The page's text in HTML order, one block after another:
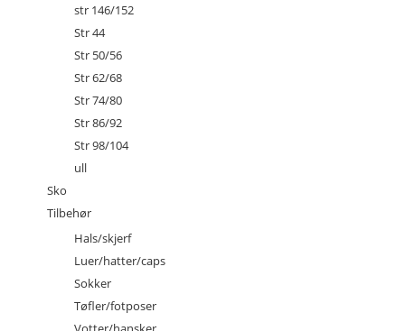
str 146/152
Str 44
Str 50/56
Str 62/68
Str 74/80
Str 86/92
Str 98/104
ull
Sko
Tilbehør
Hals/skjerf
Luer/hatter/caps
Sokker
Tøfler/fotposer